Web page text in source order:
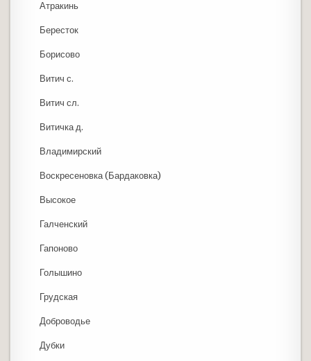
Атракинь
Бересток
Борисово
Витич с.
Витич сл.
Витичка д.
Владимирский
Воскресеновка (Бардаковка)
Высокое
Галченский
Гапоново
Голышино
Грудская
Доброводье
Дубки